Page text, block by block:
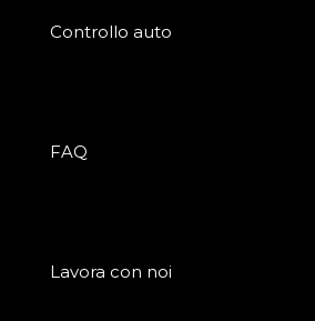
Controllo auto
FAQ
Lavora con noi